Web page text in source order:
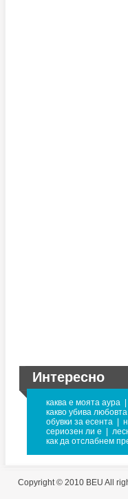
Интересно
каква е моята аура
какво убива любовта
обувки за есента
сериозен ли е
как да отслабнем
Copyright © 2010 BEU All